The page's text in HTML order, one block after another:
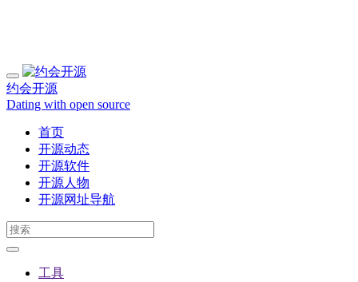
约会开源
Dating with open source
首页
开源动态
开源软件
开源人物
开源网址导航
工具